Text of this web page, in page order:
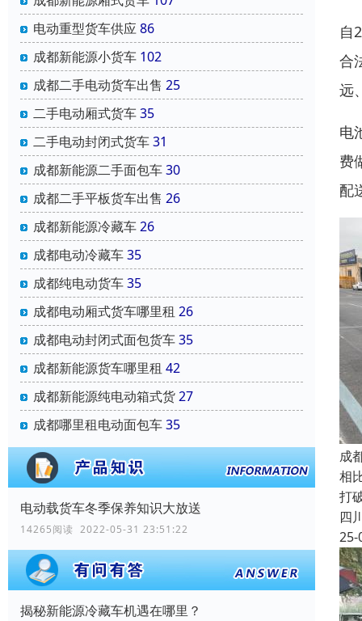
电动重型货车供应86
成都新能源小货车 102
成都二手电动货车出售 25
二手电动厢式货车35
二手电动封闭式货车31
成都新能源二手面包车30
成都二手平板货车出售 26
成都新能源冷藏车26
成都电动冷藏车35
成都纯电动货车35
成都电动厢式货车哪里租 26
成都电动封闭式面包货车35
成都新能源货车哪里租 42
成都新能源纯电动箱式货27
成都哪里租电动面包车35
电动载货车冬季保养知识大放送
14265阅读 2022-05-31 23:51:22
揭秘新能源冷藏车机遇在哪里？
自
合
远
电
费
配
成
相
打
四
25-